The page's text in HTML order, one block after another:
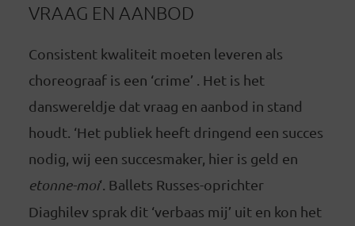
VRAAG EN AANBOD
Consistent kwaliteit moeten leveren als
choreograaf is een ‘crime’ . Het is het
danswereldje dat vraag en aanbod in stand
houdt. ‘Het publiek heeft dringend een succes
nodig, wij een succesmaker, hier is geld en
etonne-moi‘. Ballets Russes-oprichter
Diaghilev sprak dit ‘verbaas mij’ uit en kon het